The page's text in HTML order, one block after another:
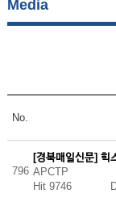
Media
No.
796
[경북매일신문] 힉
APCTP
Hit 9746